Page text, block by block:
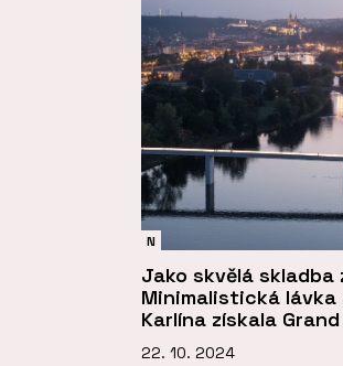
N
Jako skvělá skladba
Minimalistická lávka
Karlína získala
22. 10. 2024